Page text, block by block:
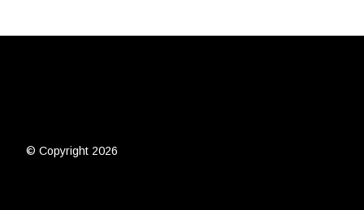
© Copyright 2026